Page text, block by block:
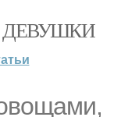
ДЕВУШКИ